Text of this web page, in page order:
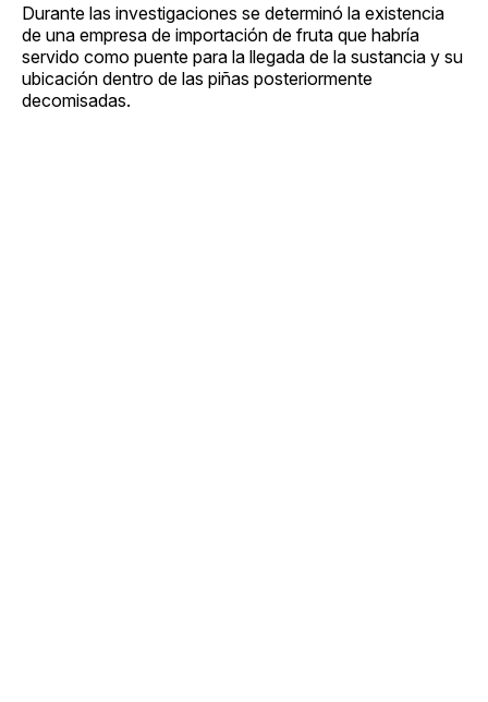
Durante las investigaciones se determinó la existencia
de una empresa de importación de fruta que habría
servido como puente para la llegada de la sustancia y su
ubicación dentro de las piñas posteriormente
decomisadas.